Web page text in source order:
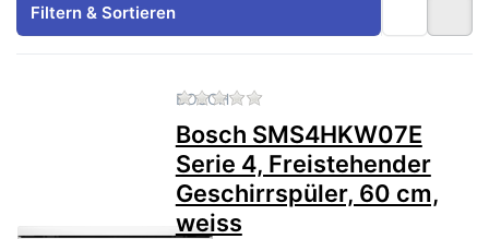
Filtern & Sortieren
BOSCH Zu diesem Produkt liegen
Bosch SMS4HKW07E
Serie 4, Freistehender
Geschirrspüler, 60 cm,
weiss